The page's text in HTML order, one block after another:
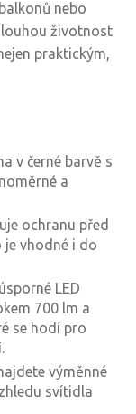
nebo
životnost
praktickým,
v černé barvě s
a
ochranu před
vhodné i do
LED
700 lm a
se hodí pro
výměnné
svítidla